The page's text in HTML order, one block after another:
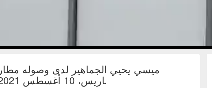
ميسي يحيي الجماهير لدى وصوله مطار
باريس، 10 أغسطس 2021